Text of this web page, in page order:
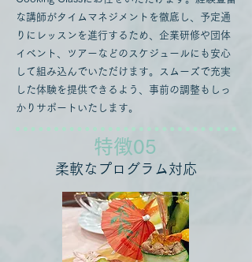
な講師がタイムマネジメントを徹底し、予定通
りにレッスンを進行するため、企業研修や団体
イベント、ツアーなどのスケジュールにも安心
して組み込んでいただけます。スムーズで充実
した体験を提供できるよう、事前の調整もしっ
かりサポートいたします。
​特徴05
柔軟なプログラム対応